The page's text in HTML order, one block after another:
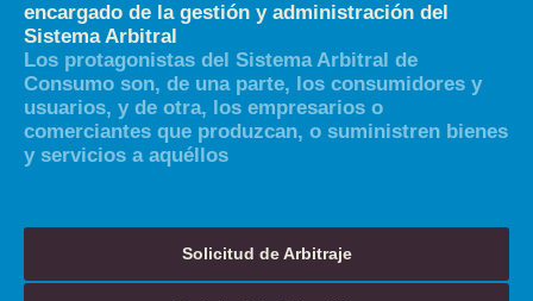
encargado de la gestión y administración del
Sistema Arbitral
Los protagonistas del Sistema Arbitral de
Consumo son, de una parte, los consumidores y
usuarios, y de otra, los empresarios o
comerciantes que produzcan, o suministren bienes
y servicios a aquéllos
Solicitud de Arbitraje